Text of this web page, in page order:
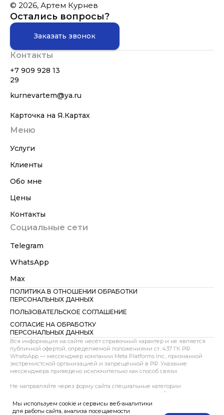
© 2026, Артем Курнев
Остались вопросы?
Заказать звонок
Контакты
+7 909 928 13
29
kurnevartem@ya.ru
Карточка на Я.Картах
Меню
Услуги
Клиенты
Обо мне
Цены
Контакты
Социальные сети
Telegram
WhatsApp
Max
ПОЛИТИКА В ОТНОШЕНИИ ОБРАБОТКИ
ПЕРСОНАЛЬНЫХ ДАННЫХ
ПОЛЬЗОВАТЕЛЬСКОЕ СОГЛАШЕНИЕ
СОГЛАСИЕ НА ОБРАБОТКУ
ПЕРСОНАЛЬНЫХ ДАННЫХ
Вся информация на сайте несёт справочный характер и не является
публичной офертой, определяемой положениями ст. 437 ГК РФ.
WhatsApp — мессенджер компании Meta Platforms Inc., признанной
экстремистской организацией и запрещённой в РФ. Указание
мессенджера приведено исключительно как способ связи.
Не направляйте через форму сайта специальные категории
персональных данных, сведения о здоровье, интимной жизни,
несовершеннолетних, документах, содержащих тайну, до
предварительного согласования способа передачи. При направлении
Мы используем cookie и сервисы веб-аналитики
для работы сайта, анализа посещаемости